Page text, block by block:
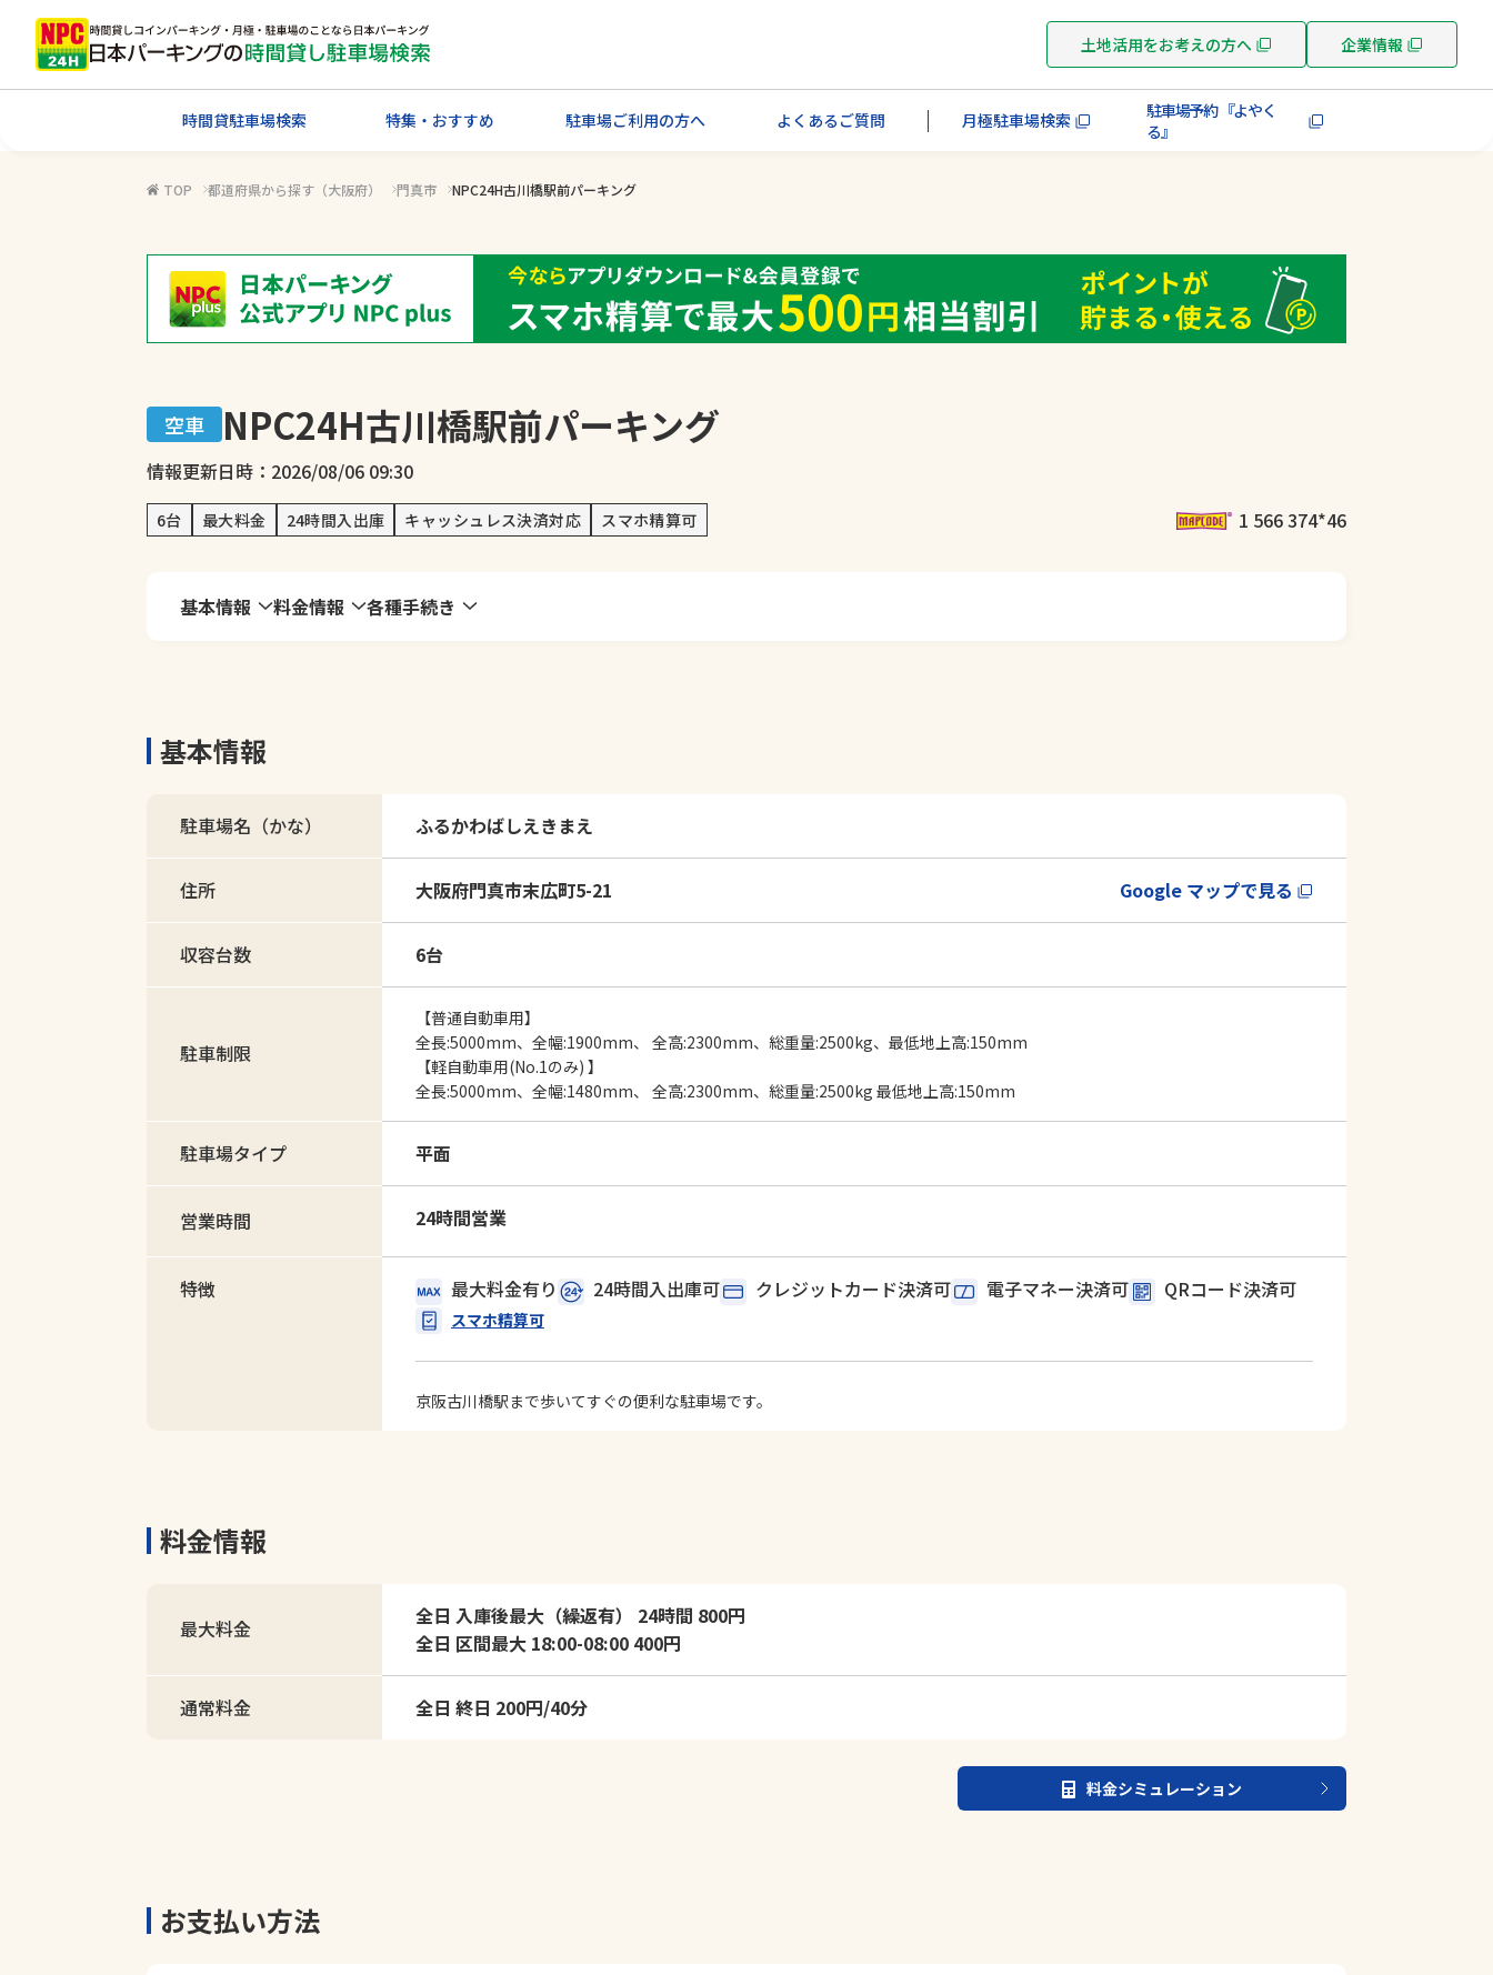
土地活用をお考えの方へ 企業情報
時間貸駐車場検索 特集・おすすめ 駐車場ご利用の方へ よくあるご質問 月極駐車場検索
駐車場予約 『よやく
る』
TOP 都道府県から探す（大阪府） 門真市 NPC24H古川橋駅前パーキング
空車 NPC24H古川橋駅前パーキング
情報更新日時：2026/08/06 09:30
6台 最大料金 24時間入出庫 キャッシュレス決済対応 スマホ精算可 1 566 374*46
基本情報 料金情報 各種手続き
基本情報
駐車場名（かな） ふるかわばしえきまえ
住所 大阪府門真市末広町5-21 Google マップで見る
収容台数 6台
駐車制限
【普通自動車用】
全長:5000mm、全幅:1900mm、 全高:2300mm、総重量:2500kg、最低地上高:150mm
【軽自動車用(No.1のみ) 】
全長:5000mm、全幅:1480mm、 全高:2300mm、総重量:2500kg 最低地上高:150mm
駐車場タイプ 平面
営業時間 24時間営業
特徴 最大料金有り 24時間入出庫可 クレジットカード決済可 電子マネー決済可 QRコード決済可
スマホ精算可
京阪古川橋駅まで歩いてすぐの便利な駐車場です。
料金情報
最大料金
全日 入庫後最大（繰返有） 24時間 800円
全日 区間最大 18:00-08:00 400円
通常料金 全日 終日 200円/40分
料金シミュレーション
お支払い方法